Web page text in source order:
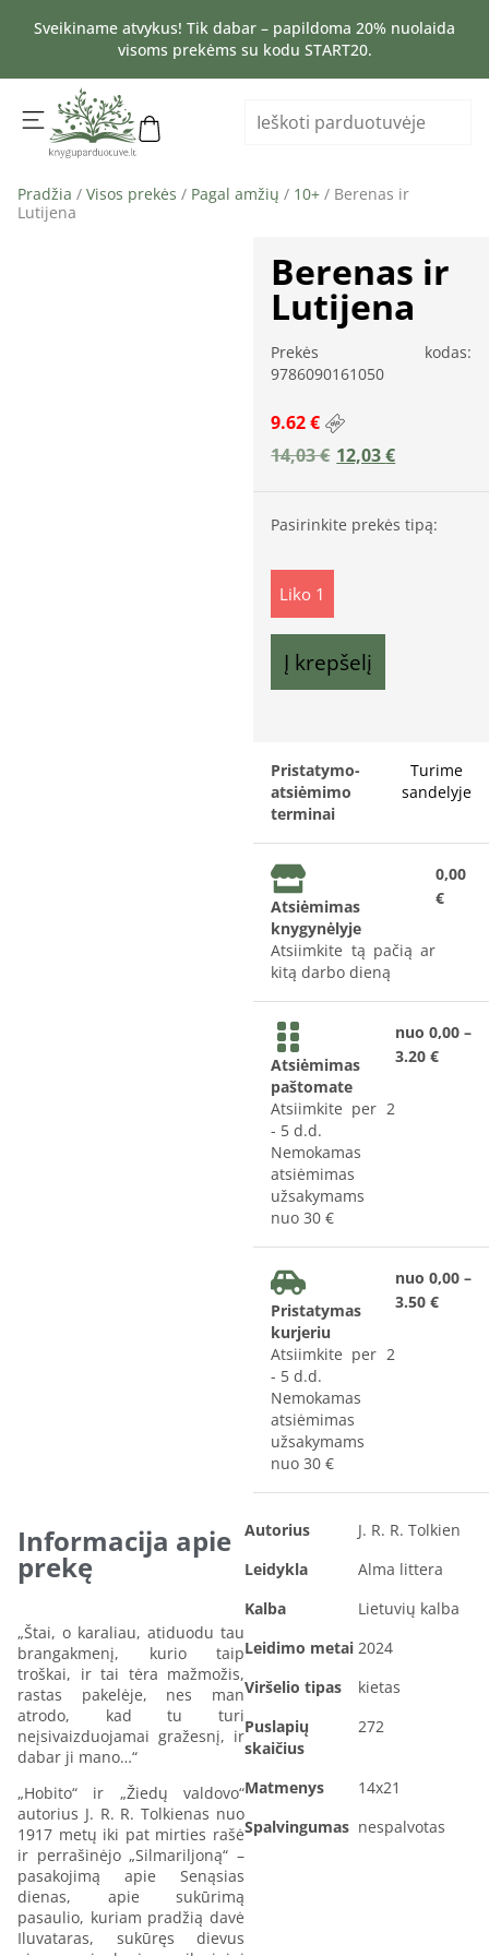
Sveikiname atvykus! Tik dabar – papildoma 20% nuolaida
visoms prekėms su kodu START20.
Pradžia / Visos prekės / Pagal amžių / 10+ / Berenas ir
Lutijena
Berenas ir
Lutijena
Prekės kodas:
9786090161050
9.62 €
14,03€ 12,03€
Pasirinkite prekės tipą:
Liko 1
Į krepšelį
Pristatymo-
atsiėmimo
terminai
Turime
sandelyje
Atsiėmimas
knygynėlyje
Atsiimkite tą pačią ar
kitą darbo dieną
0,00
€
Atsiėmimas
paštomate
Atsiimkite per 2
- 5 d.d.
Nemokamas
atsiėmimas
užsakymams
nuo 30 €
nuo 0,00 –
3.20 €
Pristatymas
kurjeriu
Atsiimkite per 2
- 5 d.d.
Nemokamas
atsiėmimas
užsakymams
nuo 30 €
nuo 0,00 –
3.50 €
Informacija apie
prekę
„Štai, o karaliau, atiduodu tau
brangakmenį, kurio taip
troškai, ir tai tėra mažmožis,
rastas pakelėje, nes man
atrodo, kad tu turi
neįsivaizduojamai gražesnį, ir
dabar ji mano…“
„Hobito“ ir „Žiedų valdovo“
autorius J. R. R. Tolkienas nuo
1917 metų iki pat mirties rašė
ir perrašinėjo „Silmariljoną“ –
pasakojimą apie Senąsias
dienas, apie sukūrimą
pasaulio, kuriam pradžią davė
Iluvataras, sukūręs dievus
Autorius
J. R. R. Tolkien
Leidykla
Alma littera
Kalba
Lietuvių kalba
Leidimo metai 2024
Viršelio tipas
kietas
Puslapių
skaičius
272
Matmenys
14x21
Spalvingumas nespalvotas